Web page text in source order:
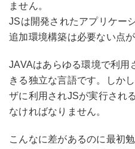
ません。
JSは開発されたアプリケー
追加環境構築は必要ない点が
JAVAはあらゆる環境で利用
きる独立な言語です。しか
ザに利用されJSが実行され
なければなりません。
こんなに差があるのに最初